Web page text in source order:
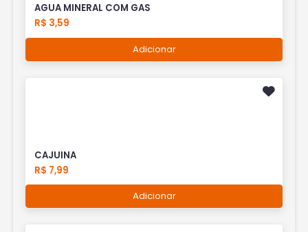
AGUA MINERAL COM GAS
R$ 3,59
Adicionar
CAJUINA
R$ 7,99
Adicionar